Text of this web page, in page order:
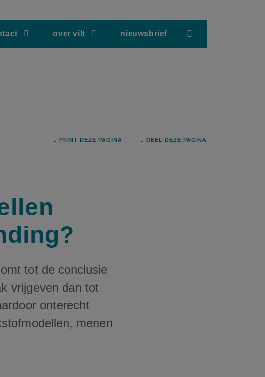
over vilt nieuwsbrief
PRINT DEZE PAGINA DEEL DEZE PAGINA
tot de conclusie
vrijgeven dan tot
onterecht
menen